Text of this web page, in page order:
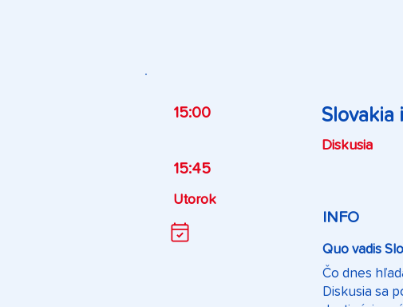
15:00
15:45
Utorok
Slovakia
Diskusia
INFO
Quo vadis
Čo dnes
Diskusia sa